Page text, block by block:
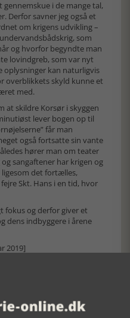
i de mange tal,
Derfor savner jeg også et
om krigens udvikling –
som
og hvorfor begyndte man
lovindgreb, som var nyt
oplysninger kan naturligvis
overblikkets skyld kunne et
med.
at skildre Korsør i skyggen
lever bogen op til
får man
også fortsatte sin vante
hører man om teater
sangaftener har krigen og
det fortælles,
Skt. Hans i en tid, hvor
fokus og derfor giver et
dens indbyggere i årene
2019]